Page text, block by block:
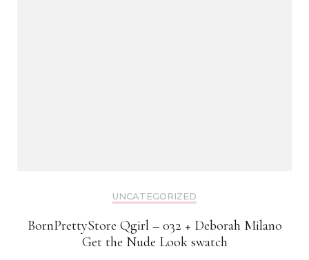
UNCATEGORIZED
BornPrettyStore Qgirl – 032 + Deborah Milano
Get the Nude Look swatch